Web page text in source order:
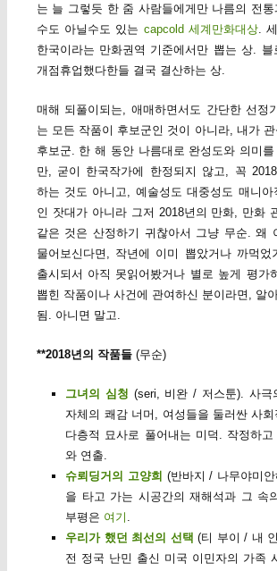
는 늘 그렇듯 한 줌 사람들에게만 나름의 전
수도 아닐수도 있는 capcold 세계만화대상.
한국이라는 만화권역 기준에서만 뽑는 상. 블
개점휴업했다한들 결국 결산하는 상.
매해 되풀이되는, 애매하면서도 간단한 선정
는 모든 작품이 후보군인 것이 아니라, 내가
후보군. 한 해 동안 나름대로 완성도와 의미를
만, 굳이 한국작가에 한정되지 않고, 꼭
하는 것도 아니고, 예술성도 대중성도 매니아
인 잣대가 아니라 그저 2018년의 만화, 만화
같은 것은 산정하기 귀찮아서 그냥 무순. 왜
물어보신다면, 작년에 이미 뽑았거나 까먹었
출시되서 아직 못읽어봤거나 별로 높게 평가
뽑힌 작품이나 사건에 관여하신 분이라면, 알
됨. 아니면 말고.
**2018년의 작품들 (무순)
그녀의 심청 (seri, 비완 / 저스툰). 사극
자체의 쾌감 너머, 여성들을 둘러싼 사
다층적 묘사로 풀어내는 미덕. 작정하고
와 연출.
슈뢰딩거의 고양희 (반바지 / 나무야미
을 타고 가는 시공간의 재해석과 그 속
부평은 여기 .
우리가 했던 최선의 선택 (티 부이 / 내
전 정국 난민 출신 미국 이민자의 가족